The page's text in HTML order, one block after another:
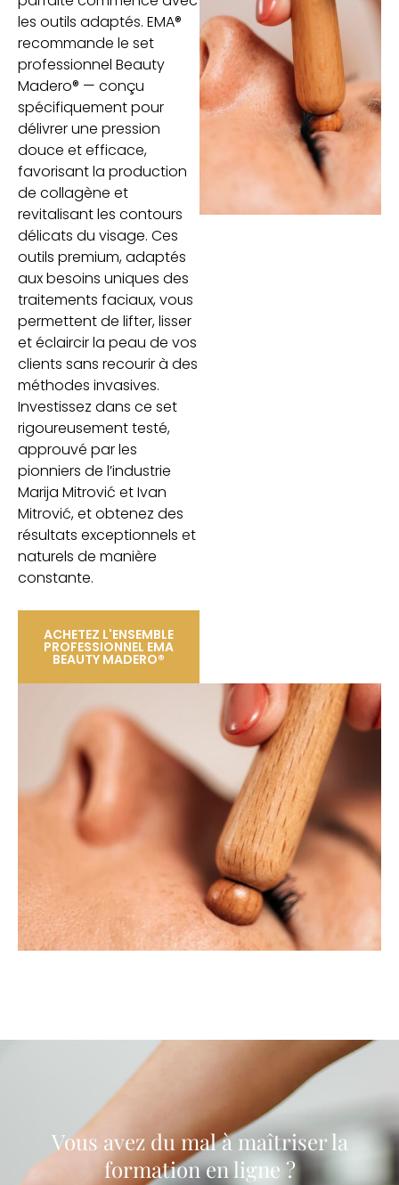
les outils adaptés. EMA®
recommande le set
professionnel Beauty
Madero® — conçu
spécifiquement pour
délivrer une pression
douce et efficace,
favorisant la production
de collagène et
revitalisant les contours
délicats du visage. Ces
outils premium, adaptés
aux besoins uniques des
traitements faciaux, vous
permettent de lifter, lisser
et éclaircir la peau de vos
clients sans recourir à des
méthodes invasives.
Investissez dans ce set
rigoureusement testé,
approuvé par les
pionniers de l’industrie
Marija Mitrović et Ivan
Mitrović, et obtenez des
résultats exceptionnels et
naturels de manière
constante.
ACHETEZ L'ENSEMBLE
PROFESSIONNEL EMA
BEAUTY MADERO®
Vous avez du mal à maîtriser la
formation en ligne ?